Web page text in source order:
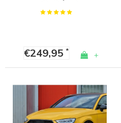
€249,95* +